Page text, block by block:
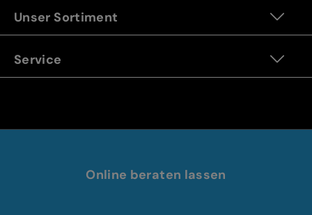
Unser Sortiment
Service
Online beraten lassen